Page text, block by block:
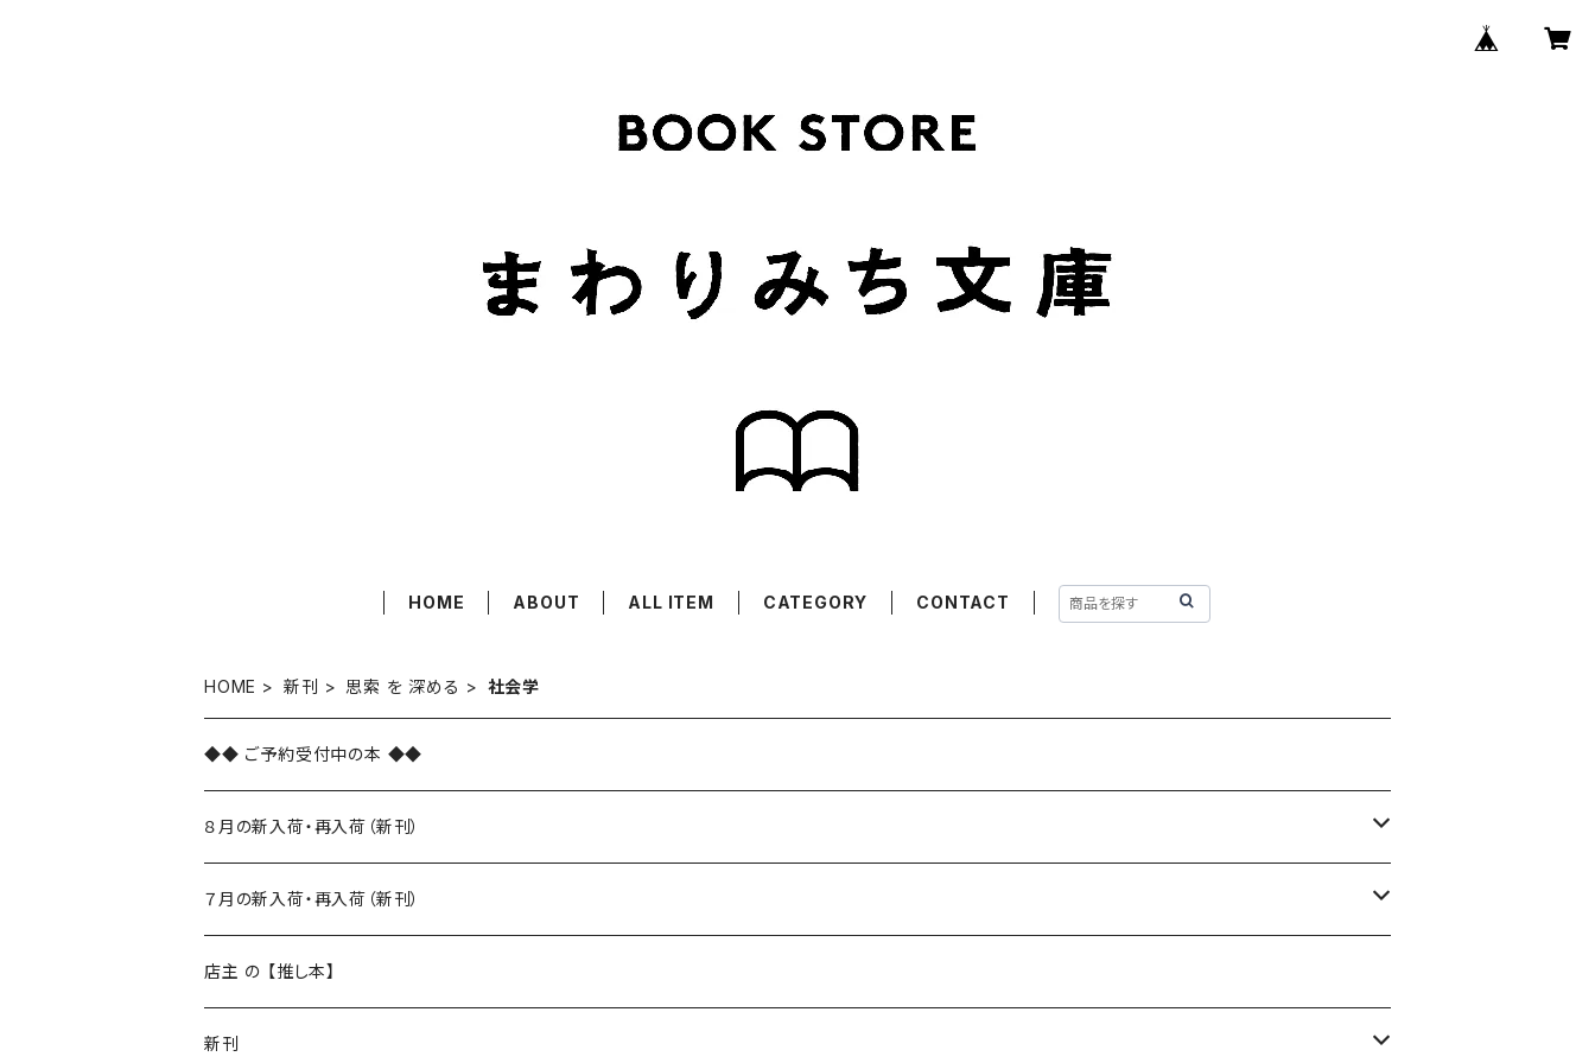
HOME ABOUT ALL ITEM CATEGORY CONTACT
HOME 新刊 思索 を 深める 社会学
◆◆ ご予約受付中の本 ◆◆
８月の新入荷・再入荷（新刊）
新入荷
再入荷
７月の新入荷・再入荷（新刊）
新入荷
再入荷
店主 の 【推し本】
新刊